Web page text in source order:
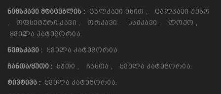
ᲜᲔᲛᲡᲙᲐᲕᲘ ᲛᲢᲐᲪᲔᲑᲚᲘᲡ : Ცალკავი Ენით ,
Ცალკავი Უენო
,
Ოფსეტური Კავი , Ორკავი , Სამკავი , Ლოქო ,
Ყველა Კატეგორია.
ᲜᲔᲛᲡᲙᲐᲕᲘ : Ყველა Კატეგორია.
ᲩᲐᲜᲗᲐ/ᲧᲣᲗᲘ : Ყუთი , Ჩანთა , Ყველა Კატეგორია.
ᲢᲘᲕᲢᲘᲕᲐ : Ყველა Კატეგორია.